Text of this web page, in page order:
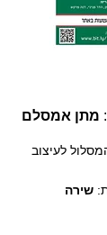
מתן אמסלם
לעיצוב
שירה